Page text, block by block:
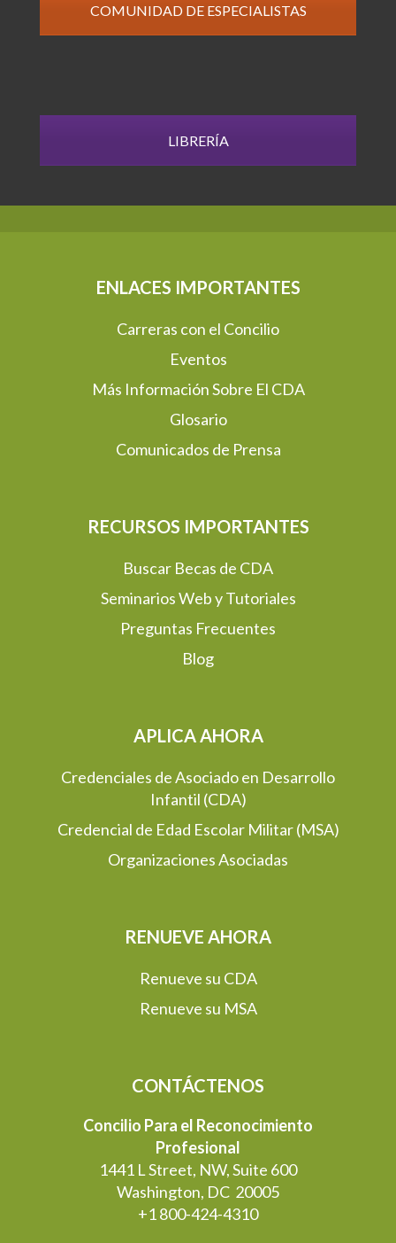
COMUNIDAD DE ESPECIALISTAS
LIBRERÍA
ENLACES IMPORTANTES
Carreras con el Concilio
Eventos
Más Información Sobre El CDA
Glosario
Comunicados de Prensa
RECURSOS IMPORTANTES
Buscar Becas de CDA
Seminarios Web y Tutoriales
Preguntas Frecuentes
Blog
APLICA AHORA
Credenciales de Asociado en Desarrollo
Infantil (CDA)
Credencial de Edad Escolar Militar (MSA)
Organizaciones Asociadas
RENUEVE AHORA
Renueve su CDA
Renueve su MSA
CONTÁCTENOS
Concilio Para el Reconocimiento
Profesional
1441 L Street, NW, Suite 600
Washington, DC 20005
+1 800-424-4310